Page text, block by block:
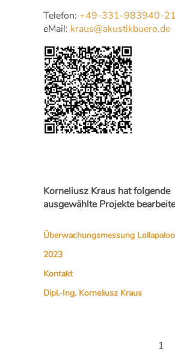
Telefon: +49-331-983940-21
eMail: kraus@akustikbuero.de
Korneliusz Kraus hat folgende
ausgewählte Projekte
Überwachungsmessung
2023
Kontakt
Dipl.-Ing. Korneliusz Kraus
1